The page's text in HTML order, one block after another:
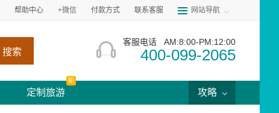
帮助中心 +微信 付款方式 联系客服 网站导航
搜索
客服电话 AM:8:00-PM:12:00
400-099-2065
定制旅游
新
攻略